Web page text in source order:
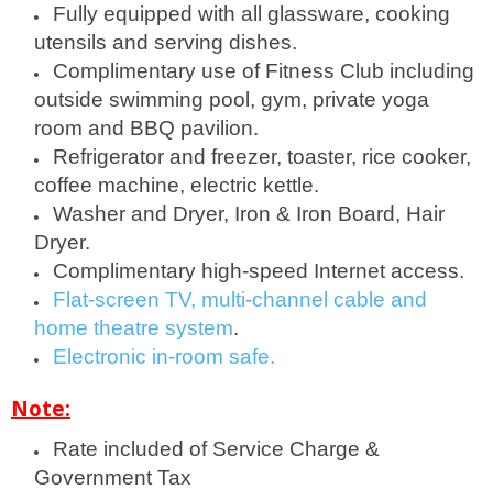
Fully equipped with all glassware, cooking
utensils and serving dishes.
Complimentary use of Fitness Club including
outside swimming pool, gym, private yoga
room and BBQ pavilion.
Refrigerator and freezer, toaster, rice cooker,
coffee machine, electric kettle.
Washer and Dryer, Iron & Iron Board, Hair
Dryer.
Complimentary high-speed Internet access.
Flat-screen TV, multi-channel cable and
home theatre system.
Electronic in-room safe.
Note:
Rate included of Service Charge &
Government Tax